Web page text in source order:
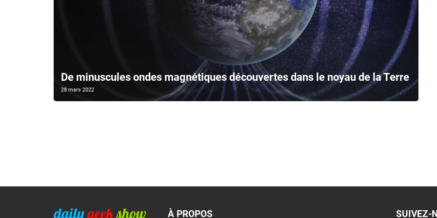
De minuscules ondes magnétiques découvertes dans le noyau de la Terre
28 mars 2022
À PROPOS SUIVEZ-